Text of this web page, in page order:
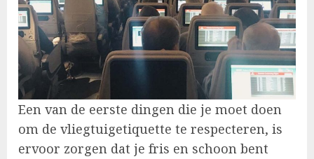
Een van de eerste dingen die je moet doen
om de vliegtuigetiquette te respecteren, is
ervoor zorgen dat je fris en schoon bent